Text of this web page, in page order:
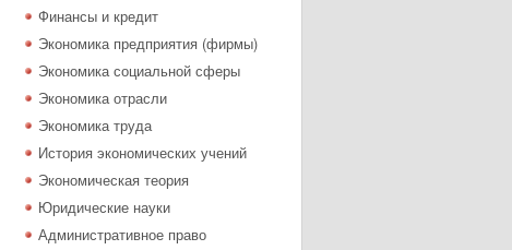
Финансы и кредит
Экономика предприятия (фирмы)
Экономика социальной сферы
Экономика отрасли
Экономика труда
История экономических учений
Экономическая теория
Юридические науки
Административное право